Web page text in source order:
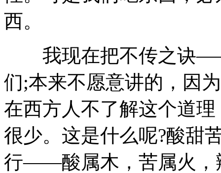
西。
我现在把不传之诀——
们;本来不愿意讲的，因
在西方人不了解这个道
很少。这是什么呢?酸甜
行——酸属木，苦属火，